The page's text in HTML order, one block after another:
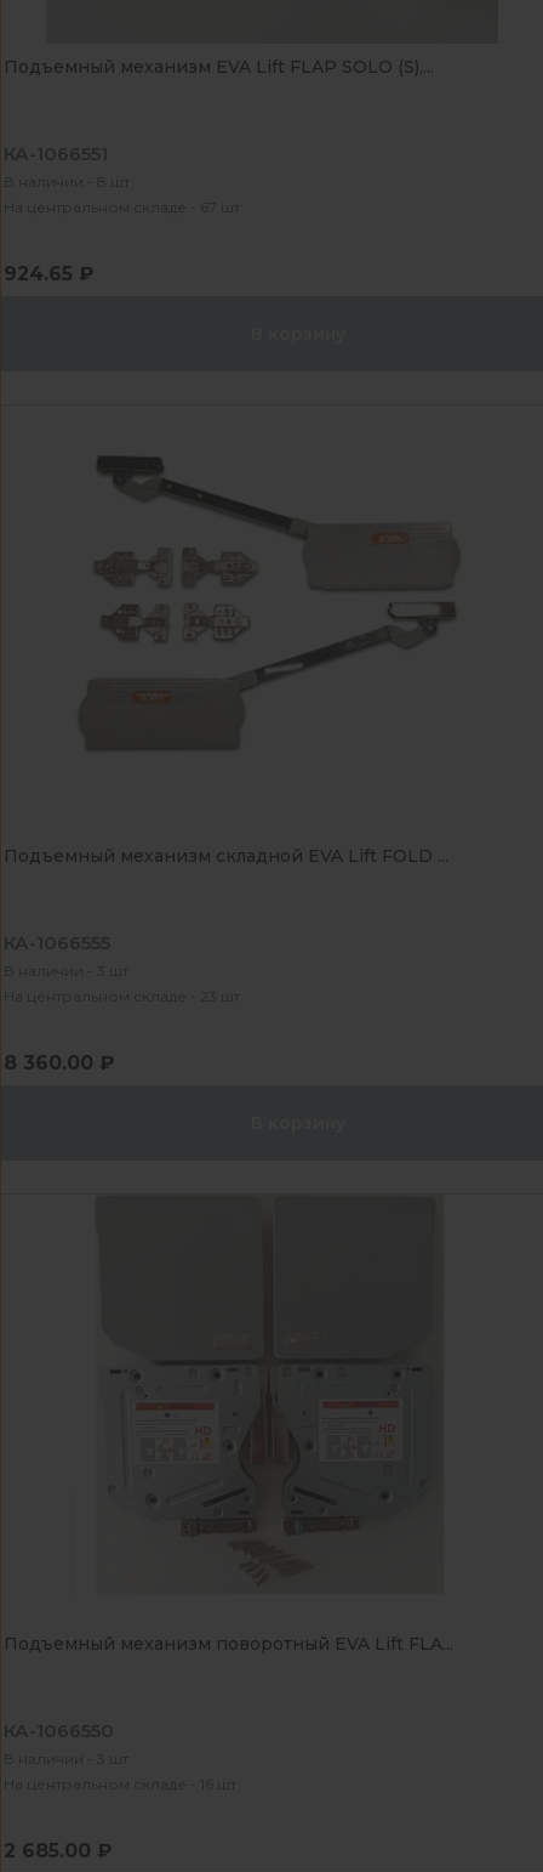
Подъемный механизм EVA Lift FLAP SOLO (S),...
КА-1066551
В наличии - 8 шт
На центральном складе - 67 шт
924.65 ₽
Подъемный механизм складной EVA Lift FOLD ...
КА-1066555
В наличии - 3 шт
На центральном складе - 23 шт
8 360.00 ₽
Подъемный механизм поворотный EVA Lift FLA...
КА-1066550
В наличии - 3 шт
На центральном складе - 16 шт
2 685.00 ₽